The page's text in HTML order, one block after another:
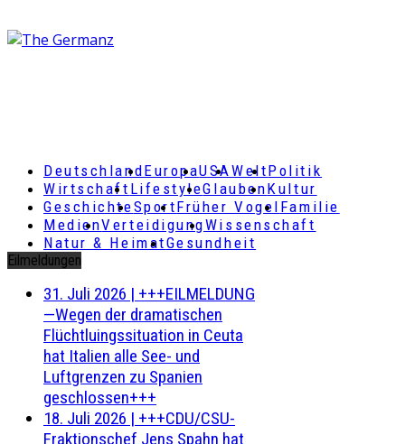
DeutschlandEuropaUSAWeltPolitik
Wirtschaft LifestyleGlaubenKultur
GeschichteSportFrüher Vogel Familie
MedienVerteidigungWissenschaft
Natur & HeimatGesundheit
Eilmeldungen
31. Juli 2026 | +++EILMELDUNG
—Wegen der dramatischen
Flüchtluingssituation in Ceuta
hat Italien alle See- und
Luftgrenzen zu Spanien
geschlossen+++
18. Juli 2026 | +++CDU/CSU-
Fraktionschef Jens Spahn hat